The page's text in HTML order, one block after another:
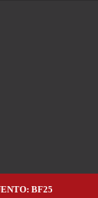
BF25